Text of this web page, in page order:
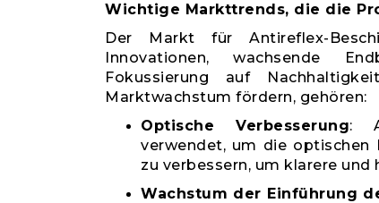
Wichtige Markttrends, die die
Der Markt für Antireflex-
Innovationen, wachsende
Fokussierung auf
Marktwachstum fördern, gehören:
Optische Verbesserung:
verwendet, um die optischen
zu verbessern, um klarere
Wachstum der Einführung